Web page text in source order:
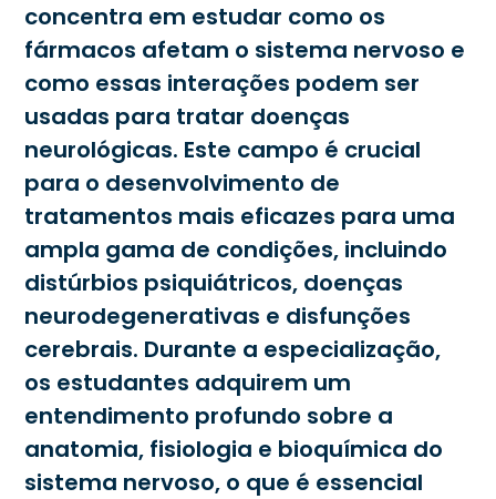
concentra em estudar como os
fármacos afetam o sistema nervoso e
como essas interações podem ser
usadas para tratar doenças
neurológicas. Este campo é crucial
para o desenvolvimento de
tratamentos mais eficazes para uma
ampla gama de condições, incluindo
distúrbios psiquiátricos, doenças
neurodegenerativas e disfunções
cerebrais. Durante a especialização,
os estudantes adquirem um
entendimento profundo sobre a
anatomia, fisiologia e bioquímica do
sistema nervoso, o que é essencial